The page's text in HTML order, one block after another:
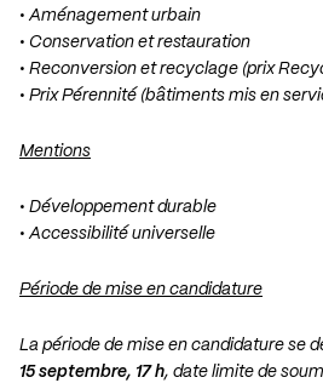
• Aménagement urbain
• Conservation et restauration
• Reconversion et recyclage (prix
• Prix Pérennité (bâtiments mis en
Mentions
• Développement durable
• Accessibilité universelle
Période de mise en candidature
La période de mise en candidature se
15 septembre, 17 h, date limite de